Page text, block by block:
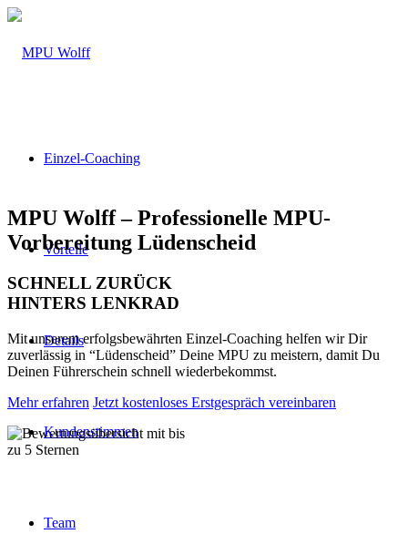
Einzel-Coaching
Vorteile
Details
Kundenstimmen
Team
MPU Wolff – Professionelle MPU-
Vorbereitung Lüdenscheid
SCHNELL ZURÜCK
HINTERS LENKRAD
Mit unserem erfolgsbewährten Einzel-Coaching helfen wir Dir
zuverlässig in “Lüdenscheid” Deine MPU zu meistern, damit Du
Deinen Führerschein schnell wiederbekommst.
Mehr erfahren Jetzt kostenloses Erstgespräch vereinbaren